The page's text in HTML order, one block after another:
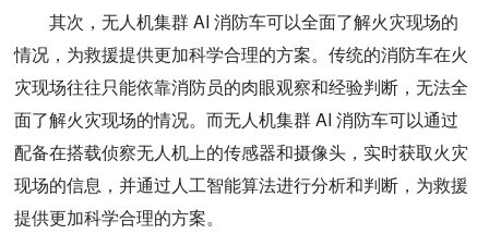
其次，无人机集群 AI 消防车可以全面了解火灾现场的
情况，为救援提供更加科学合理的方案。传统的消防车在火
灾现场往往只能依靠消防员的肉眼观察和经验判断，无法全
面了解火灾现场的情况。而无人机集群 AI 消防车可以通过
配备在搭载侦察无人机上的传感器和摄像头，实时获取火灾
现场的信息，并通过人工智能算法进行分析和判断，为救援
提供更加科学合理的方案。